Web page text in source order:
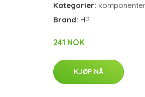
Kategorier:
Brand: HP
241 NOK
KJØP NÅ